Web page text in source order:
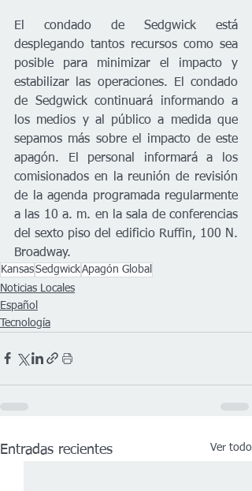
El condado de Sedgwick está
desplegando tantos recursos como sea
posible para minimizar el impacto y
estabilizar las operaciones. El condado
de Sedgwick continuará informando a
los medios y al público a medida que
sepamos más sobre el impacto de este
apagón. El personal informará a los
comisionados en la reunión de revisión
de la agenda programada regularmente
a las 10 a. m. en la sala de conferencias
del sexto piso del edificio Ruffin, 100 N.
Broadway.
KansasSedgwickApagón Global
Noticias Locales
Español
Tecnología
Entradas recientes Ver todo